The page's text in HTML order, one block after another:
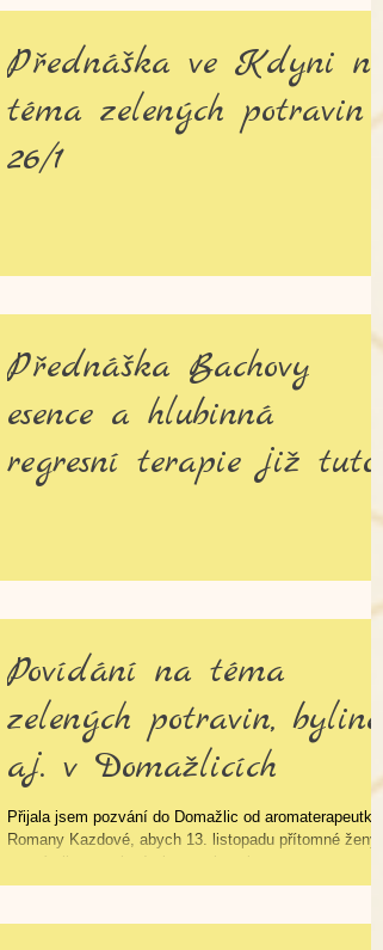
Přednáška ve Kdyni na
téma zelených potravin
26/1
Přednáška Bachovy
esence a hlubinná
regresní terapie již tuto
Povídání na téma
zelených potravin, bylinek
aj. v Domažlicích
Přijala jsem pozvání do Domažlic od aromaterapeutky
Romany Kazdové, abych 13. listopadu přítomné ženy
seznámila se zelenými potravinami -...